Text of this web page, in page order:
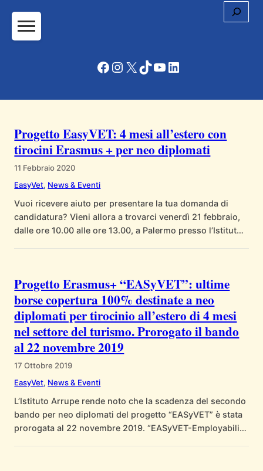
Vai
contenuto
Facebook
Instagram
X TikTok
YouTube
LinkedIn
Progetto EasyVET: 4 mesi all’estero con
tirocini Erasmus + per neo diplomati
11 Febbraio 2020
EasyVet, News & Eventi
Vuoi ricevere aiuto per presentare la tua domanda di
candidatura? Vieni allora a trovarci venerdì 21 febbraio,
dalle ore 10.00 alle ore 13.00, a Palermo presso l’Istituto
Progetto Erasmus+ “EASyVET”: ultime
borse copertura 100% destinate a neo
diplomati per tirocinio all’estero di 4 mesi
nel settore del turismo. Prorogato il bando
al 22 novembre 2019
17 Ottobre 2019
EasyVet, News & Eventi
L’Istituto Arrupe rende noto che la scadenza del secondo
bando per neo diplomati del progetto “EASyVET” è stata
prorogata al 22 novembre 2019. “EASyVET-Employability